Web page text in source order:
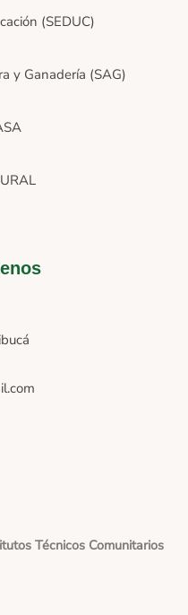
(SEDUC)
y Ganadería (SAG)
Técnicos Comunitarios